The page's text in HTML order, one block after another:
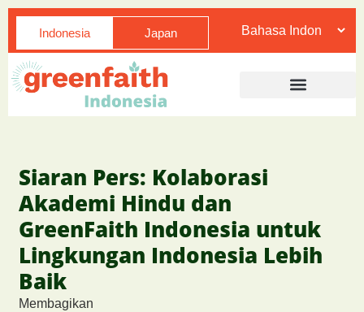
Indonesia Japan
Siaran Pers: Kolaborasi
Akademi Hindu dan
GreenFaith Indonesia untuk
Lingkungan Indonesia Lebih
Baik
Membagikan